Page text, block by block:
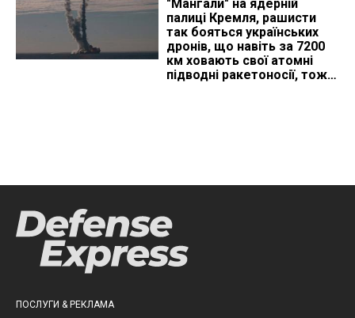
"Мангали" на ядерній
палиці Кремля, рашисти
так бояться українських
дронів, що навіть за 7200
км ховають свої атомні
підводні ракетоносії, тож
ПОСЛУГИ & РЕКЛАМА